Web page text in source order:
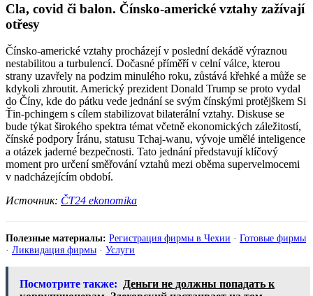
Cla, covid či balon. Čínsko-americké vztahy zažívají
otřesy
Čínsko-americké vztahy procházejí v poslední dekádě výraznou
nestabilitou a turbulencí. Dočasné příměří v celní válce, kterou
strany uzavřely na podzim minulého roku, zůstává křehké a může se
kdykoli zhroutit. Americký prezident Donald Trump se proto vydal
do Číny, kde do pátku vede jednání se svým čínskými protějškem Si
Ťin-pchingem s cílem stabilizovat bilaterální vztahy. Diskuse se
bude týkat širokého spektra témat včetně ekonomických záležitostí,
čínské podpory Íránu, statusu Tchaj-wanu, vývoje umělé inteligence
a otázek jaderné bezpečnosti. Tato jednání představují klíčový
moment pro určení směřování vztahů mezi oběma supervelmocemi
v nadcházejícím období.
Источник: ČT24 ekonomika
Полезные материалы: Регистрация фирмы в Чехии · Готовые фирмы
· Ликвидация фирмы · Услуги
Посмотрите также:
Деньги не должны попадать к